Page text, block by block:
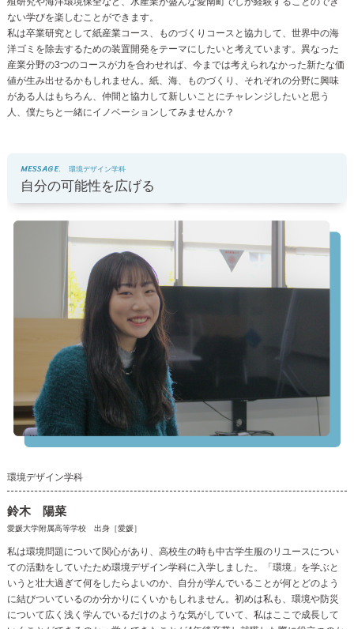
ない学びを楽しむことができます。
私は卒業研究として紙産業コース、ものづくりコースと協力して、世界中の海
洋ゴミを除去するための装置開発をテーマにしたいと考えています。異なった
産業分野の3つのコースが力を合わせれば、今までは考えられなかった新たな価
値が生み出せるかもしれません。紙、海、ものづくり、それぞれの分野に興味
がある人はもちろん、仲間と協力して新しいことにチャレンジしたいと思う
人、僕たちと一緒にイノベーションしてみませんか？
MESSAGE. 環境デザイン学科
自分の可能性を広げる
環境デザイン学科
鈴木 陽菜
愛媛大学附属高等学校 出身［愛媛］
私は環境問題について関心があり、高校生の時も中古学生服のリユースについ
ての活動をしていたため環境デザイン学科に入学しました。「環境」を学ぶと
いうと壮大過ぎて何をしたらよいのか、自分が学んでいることが何とどのよう
に結びついているのか分かりにくいかもしれません。初めは私も、環境や防災
について広く浅く学んでいるだけのような気がしていて、私はここで成長して